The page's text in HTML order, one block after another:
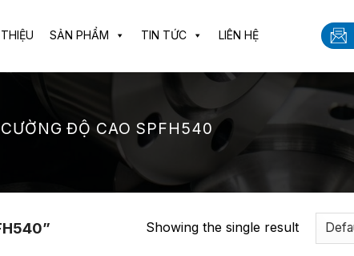
SẢN PHẨM TIN TỨC LIÊN HỆ
ĐỘ CAO SPFH540
Showing the single result